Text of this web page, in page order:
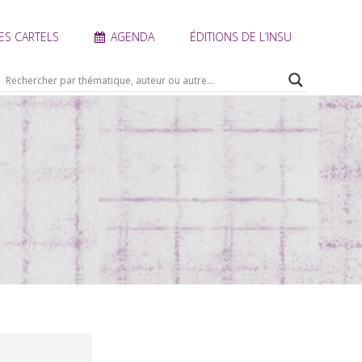
CARTELS AGENDA ÉDITIONS DE L’INSU